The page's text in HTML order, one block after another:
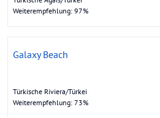
Weiterempfehlung: 97%
Galaxy Beach
Türkische Riviera/Türkei
Weiterempfehlung: 73%